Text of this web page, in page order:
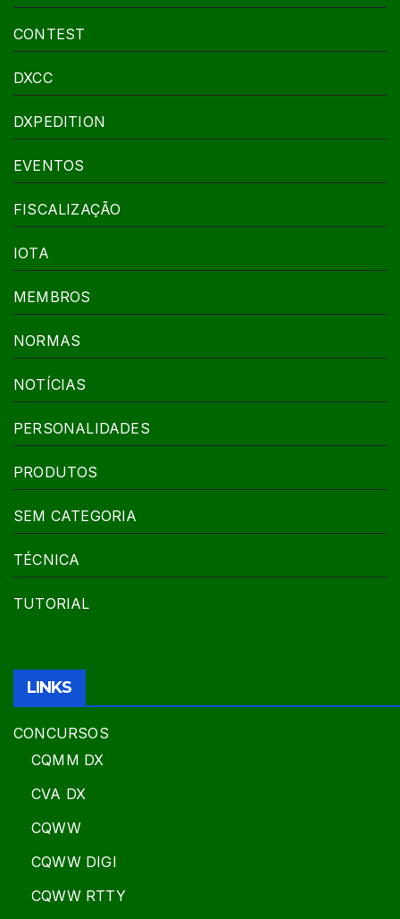
CONTEST
DXCC
DXPEDITION
EVENTOS
FISCALIZAÇÃO
IOTA
MEMBROS
NORMAS
NOTÍCIAS
PERSONALIDADES
PRODUTOS
SEM CATEGORIA
TÉCNICA
TUTORIAL
LINKS
CONCURSOS
CQMM DX
CVA DX
CQWW
CQWW DIGI
CQWW RTTY